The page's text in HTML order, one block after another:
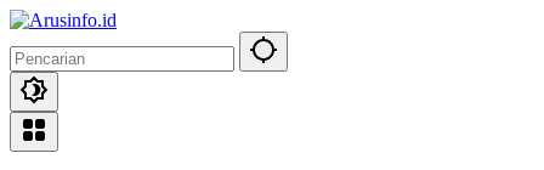
Langsung
konten